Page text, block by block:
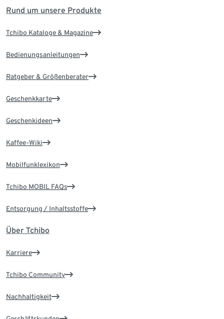
Rund um unsere Produkte
Tchibo Kataloge & Magazine
Bedienungsanleitungen
Ratgeber & Größenberater
Geschenkkarte
Geschenkideen
Kaffee-Wiki
Mobilfunklexikon
Tchibo MOBIL FAQs
Entsorgung / Inhaltsstoffe
Über Tchibo
Karriere
Tchibo Community
Nachhaltigkeit